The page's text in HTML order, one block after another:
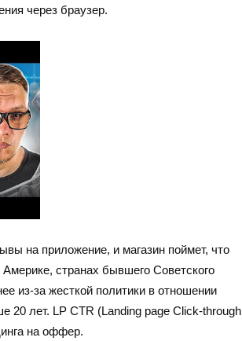
через браузер.
на приложение, и магазин поймет, что
странах бывшего Советского
из-за жесткой политики в отношении
20 лет. LP CTR (Landing page Click-through
на оффер.